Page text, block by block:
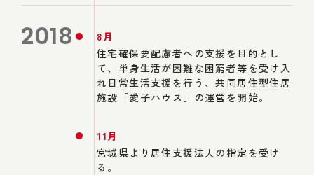
2018
8月
住宅確保要配慮者への支援を目的とし
て、単身生活が困難な困窮者等を受け入
れ日常生活支援を行う、共同居住型住居
施設「愛子ハウス」の運営を開始。
11月
宮城県より居住支援法人の指定を受け
る。